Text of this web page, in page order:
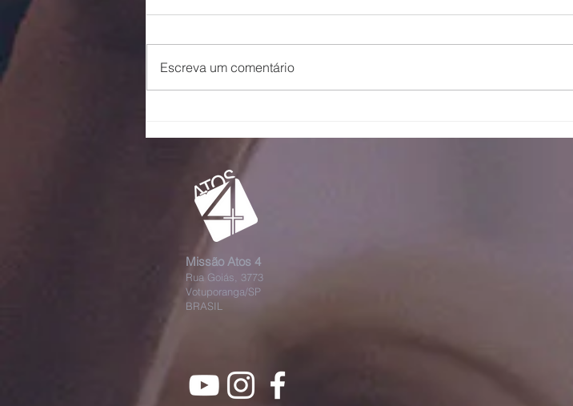
galhos
mais fortes
Escreva um comentário
Missão Atos 4
Rua Goiás, 3773
Votuporanga/SP
BRASIL